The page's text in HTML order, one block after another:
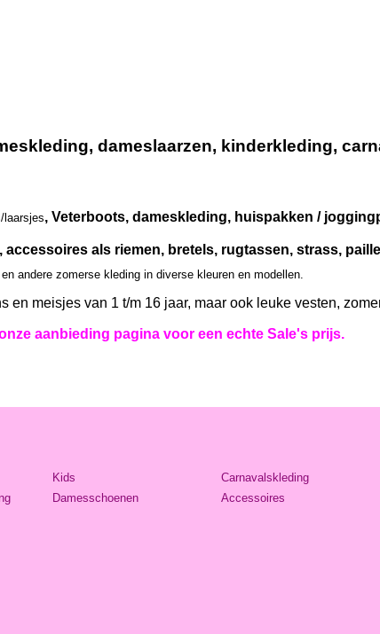
dameslaarzen, kinderkleding,
laarsjes, Veterboots, dameskleding, huispakken /
als riemen, bretels, rugtassen, strass,
andere zomerse kleding in diverse kleuren en modellen.
en meisjes van 1 t/m 16 jaar, maar ook leuke vesten,
aanbieding pagina voor een echte Sale's prijs.
Kids
Damesschoenen
Carnavalskleding
Accessoires